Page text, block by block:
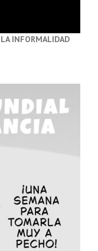
INFORMALIDAD